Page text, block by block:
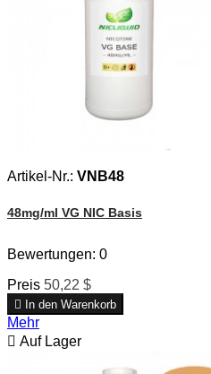
Artikel-Nr.: VNB48
48mg/ml VG NIC Basis
Bewertungen: 0
Preis 50,22 $
 In den Warenkorb
Mehr
 Auf Lager